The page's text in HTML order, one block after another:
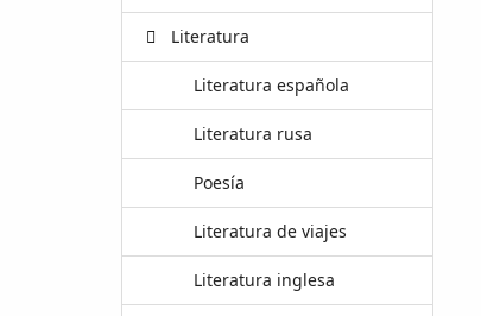
Literatura
Literatura española
Literatura rusa
Poesía
Literatura de viajes
Literatura inglesa